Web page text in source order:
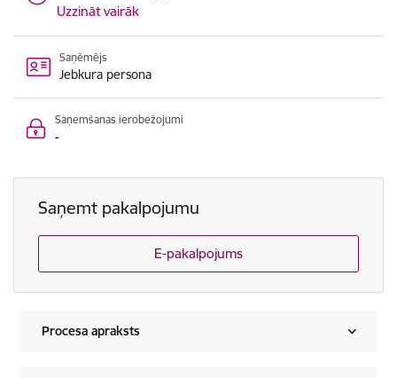
Uzzināt vairāk
Saņēmējs
Jebkura persona
Saņemšanas ierobežojumi
-
Saņemt pakalpojumu
E-pakalpojums
Procesa apraksts